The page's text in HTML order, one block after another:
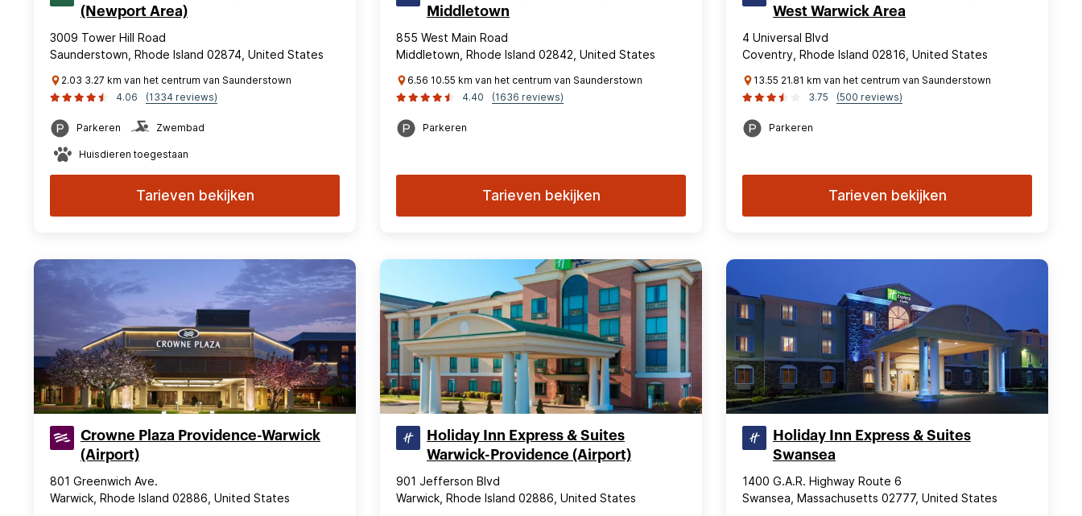
(Newport Area)
3009 Tower Hill Road
Saunderstown, Rhode Island 02874, United States
2.03 3.27 km van het centrum van Saunderstown
4.06
(1334 reviews)
Parkeren Zwembad
Huisdieren toegestaan
Tarieven bekijken
Middletown
855 West Main Road
Middletown, Rhode Island 02842, United States
6.56 10.55 km van het centrum van Saunderstown
4.40
(1636 reviews)
Parkeren
Tarieven bekijken
West Warwick Area
4 Universal Blvd
Coventry, Rhode Island 02816, United States
13.55 21.81 km van het centrum van Saunderstown
3.75
(500 reviews)
Parkeren
Tarieven bekijken
Crowne Plaza Providence-Warwick
(Airport)
801 Greenwich Ave.
Warwick, Rhode Island 02886, United States
Holiday Inn Express & Suites
Warwick-Providence (Airport)
901 Jefferson Blvd
Warwick, Rhode Island 02886, United States
Holiday Inn Express & Suites
Swansea
1400 G.A.R. Highway Route 6
Swansea, Massachusetts 02777, United States